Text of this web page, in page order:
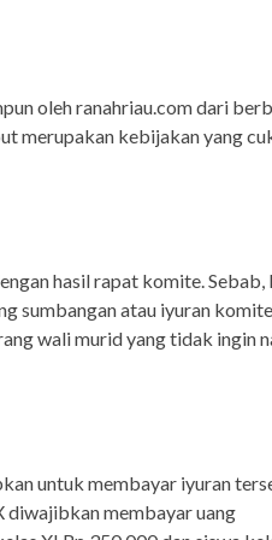
oleh ranahriau.com dari
merupakan kebijakan yang
hasil rapat komite. Sebab,
sumbangan atau iyuran
wali murid yang tidak ingin
untuk membayar iyuran
diwajibkan membayar uang